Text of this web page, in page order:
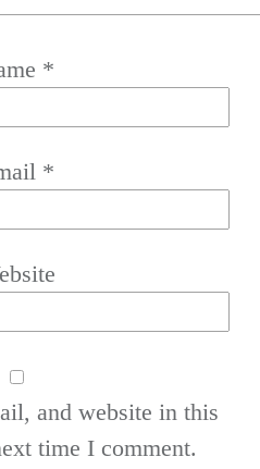
*
*
and website in this
time I comment.